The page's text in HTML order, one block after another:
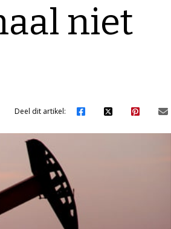
niet
Deel dit artikel: